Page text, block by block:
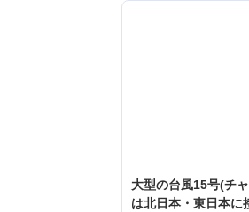
大型の台風15号(チ
は北日本・東日本に